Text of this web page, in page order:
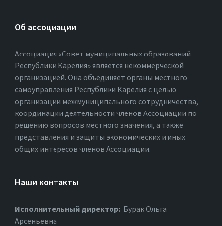
Об ассоциации
Ассоциация «Совет муниципальных образований
Республики Карелия» является некоммерческой
организацией. Она объединяет органы местного
самоуправления Республики Карелия с целью
организации межмуниципального сотрудничества,
координации деятельности членов Ассоциации по
решению вопросов местного значения, а также
представления и защиты экономических и иных
общих интересов членов Ассоциации.
Наши контакты
Исполнительный директор: Бурак Ольга
Арсеньевна